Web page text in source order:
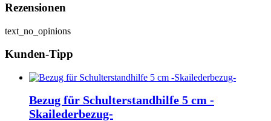
Rezensionen
text_no_opinions
Kunden-Tipp
Bezug für Schulterstandhilfe 5 cm -
Skailederbezug-